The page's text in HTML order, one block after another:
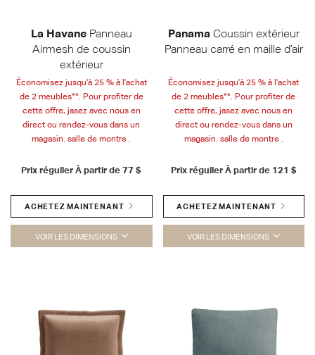
La HavanePanneau
Airmesh de coussin
extérieur
Économisez jusqu'à 25 % à l'achat
de 2 meubles**. Pour profiter de
cette offre, jasez avec nous en
direct ou rendez-vous dans un
magasin. salle de montre .
Prix régulier À partir de77 $
ACHETEZ MAINTENANT
VOIR LES DIMENSIONS
Panama Coussin extérieur
Panneau carré en maille d’air
Économisez jusqu'à 25 % à l'achat
de 2 meubles**. Pour profiter de
cette offre, jasez avec nous en
direct ou rendez-vous dans un
magasin. salle de montre .
Prix régulier À partir de 121 $
ACHETEZ MAINTENANT
VOIR LES DIMENSIONS